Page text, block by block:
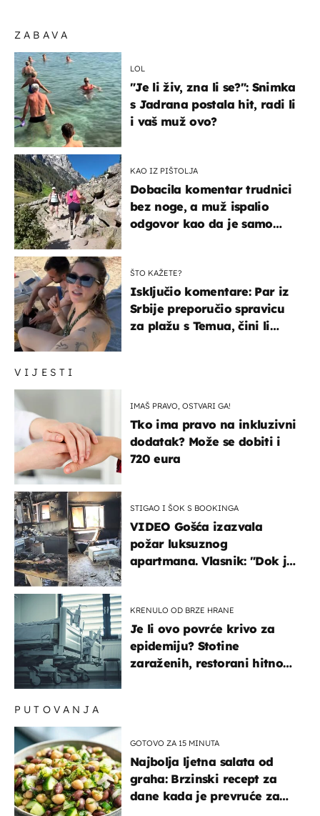
VIJESTI
IMAŠ PRAVO, OSTVARI GA!
Tko ima pravo na inkluzivni
dodatak? Može se dobiti i
720 eura
STIGAO I ŠOK S BOOKINGA
VIDEO Gošća izazvala
požar luksuznog
apartmana. Vlasnik: "Dok je
KRENULO OD BRZE HRANE
Je li ovo povrće krivo za
epidemiju? Stotine
zaraženih, restorani hitno
ZABAVA
LOL
"Je li živ, zna li se?": Snimka
s Jadrana postala hit, radi li
i vaš muž ovo?
KAO IZ PIŠTOLJA
Dobacila komentar trudnici
bez noge, a muž ispalio
odgovor kao da je samo
ŠTO KAŽETE?
Isključio komentare: Par iz
Srbije preporučio spravicu
za plažu s Temua, čini li
PUTOVANJA
GOTOVO ZA 15 MINUTA
Najbolja ljetna salata od
graha: Brzinski recept za
dane kada je prevruće za